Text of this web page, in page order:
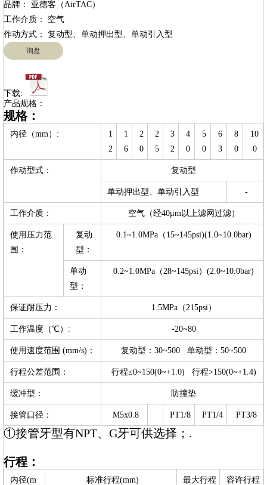
品牌： 亚德客（AirTAC）
工作介质： 空气
询盘
下载:
产品规格：
规格：
内径（mm）:
1
2
1
6
2
0
2
5
3
2
4
0
5
0
6
3
8
0
10
0
作动型式： 复动型
单动押出型、单动引入型 -
工作介质： 空气（经40μm以上滤网过滤）
使用压力范
围：
复动
型：
0.1~1.0MPa（15~145psi)(1.0~10.0bar)
单动
型：
0.2~1.0MPa（28~145psi）(2.0~10.0bar)
保证耐压力： 1.5MPa（215psi）
工作温度（℃）: -20~80
使用速度范围 (mm/s)： 复动型：30~500 单动型：50~500
行程公差范围： 行程≤0~150(0~+1.0) 行程>150(0~+1.4)
缓冲型： 防撞垫
接管口径： M5x0.8 PT1/8 PT1/4 PT3/8
①接管牙型有NPT、G牙可供选择；.
行程：
内径(m
标准行程(mm)
最大行程
容许行程